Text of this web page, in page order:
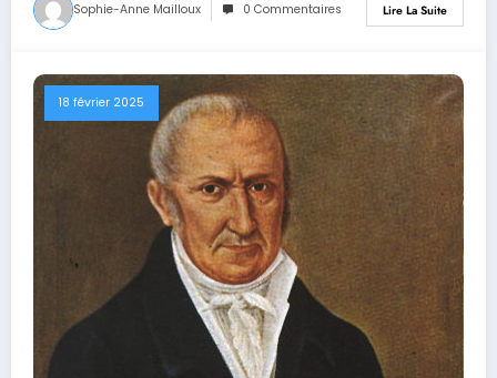
Sophie-Anne Mailloux 0 Commentaires Lire La Suite
18 février 2025